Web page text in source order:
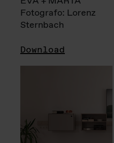
Fotografo: Lorenz
Sternbach
Download